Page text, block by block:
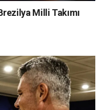
Milli Takımı